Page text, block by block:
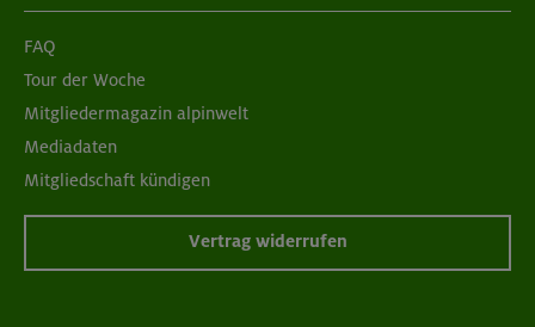
FAQ
Tour der Woche
Mitgliedermagazin alpinwelt
Mediadaten
Mitgliedschaft kündigen
Vertrag widerrufen